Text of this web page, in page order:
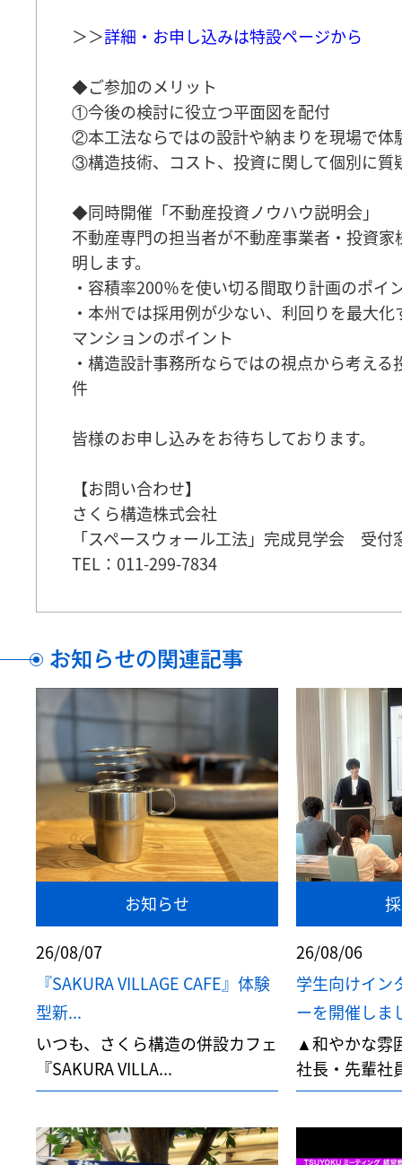
＞＞詳細・お申し込みは特設ページから
◆ご参加のメリット
①今後の検討に役立つ平面図を配付
②本工法ならではの設計や納まりを現場で体
③構造技術、コスト、投資に関して個別に質
◆同時開催「不動産投資ノウハウ説明会」
不動産専門の担当者が不動産事業者・投資家
明します。
・容積率200％を使い切る間取り計画のポイ
・本州では採用例が少ない、利回りを最大
マンションのポイント
・構造設計事務所ならではの視点から考える
件
皆様のお申し込みをお待ちしております。
【お問い合わせ】
さくら構造株式会社
「スペースウォール工法」完成見学会 受付
TEL：011-299-7834
お知らせの関連記事
お知らせ
26/08/07
『SAKURA VILLAGE CAFE』体験
型新...
いつも、さくら構造の併設カフェ
『SAKURA VILLA...
26/08/06
学生向けイン
ーを開催しま
▲和やかな雰
社長・先輩社